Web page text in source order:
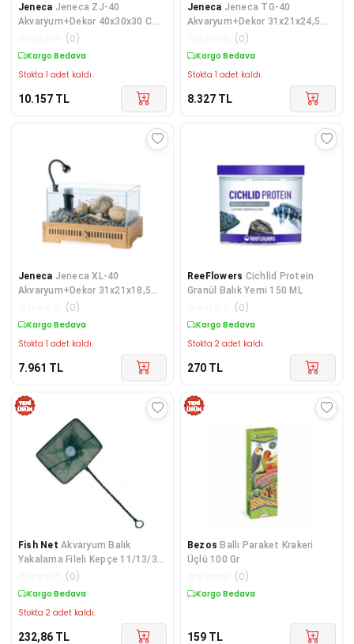
Jeneca Jeneca ZJ-40
Akvaryum+Dekor 40x30x30 Cm
(0)
Kargo Bedava
Stokta 1 adet kaldı.
10.157 TL
Jeneca Jeneca TG-40
Akvaryum+Dekor 31x21x24,5
(0)
Kargo Bedava
Stokta 1 adet kaldı.
8.327 TL
Jeneca Jeneca XL-40
Akvaryum+Dekor 31x21x18,5
(0)
Kargo Bedava
Stokta 1 adet kaldı.
7.961 TL
ReeFlowers ​Cichlid Protein
Granül Balık Yemi 150 ML
(0)
Kargo Bedava
Stokta 2 adet kaldı.
270 TL
Fish Net Akvaryum Balık
Yakalama Fileli Kepçe 11/13/35
(0)
Kargo Bedava
Stokta 2 adet kaldı.
232,86 TL
Bezos Ballı Paraket Krakeri
Üçlü 100 Gr
(0)
Kargo Bedava
159 TL